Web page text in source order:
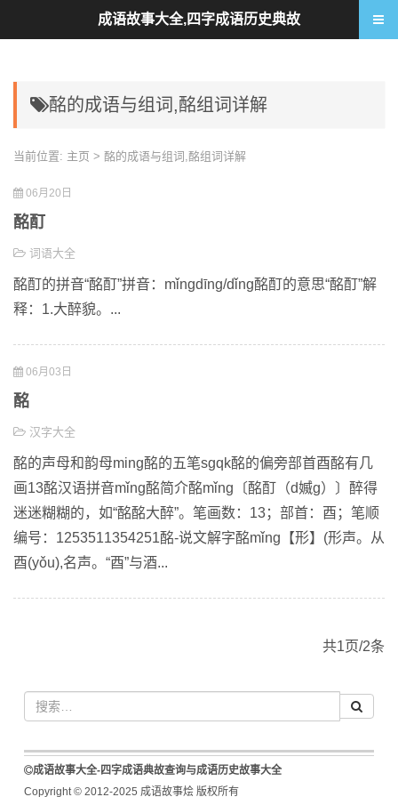
酩的成语与组词,酩组词详解
当前位置: 主页 > 酩的成语与组词,酩组词详解
06月20日
酩酊
词语大全
酩酊的拼音“酩酊”拼音：mǐngdīng/dǐng酩酊的意思“酩酊”解
释：1.大醉貌。...
06月03日
酩
汉字大全
酩的声母和韵母ming酩的五笔sgqk酩的偏旁部首酉酩有几
画13酩汉语拼音mǐng酩简介酩mǐng〔酩酊（d媙g）〕醉得
迷迷糊糊的，如“酩酩大醉”。笔画数：13；部首：酉；笔顺
编号：1253511354251酩-说文解字酩mǐng【形】(形声。从
酉(yǒu),名声。“酉”与酒...
共1页/2条
成语故事大全-四字成语典故查询与成语历史故事大全
Copyright © 2012-2025 成语故事烩 版权所有
成语故事大全,四字成语历史典故